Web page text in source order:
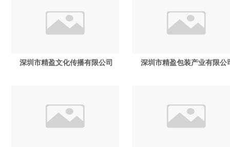
深圳市精盈文化传播有限公司 深圳市精盈包装产业有限公